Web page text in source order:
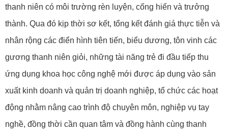
thanh niên có môi trường rèn luyện, cống hiến và trưởng
thành. Qua đó kịp thời sơ kết, tổng kết đánh giá thực tiễn và
nhân rộng các điển hình tiên tiến, biểu dương, tôn vinh các
gương thanh niên giỏi, những tài năng trẻ đi đầu tiếp thu
ứng dụng khoa học công nghệ mới được áp dụng vào sản
xuất kinh doanh và quản trị doanh nghiệp, tổ chức các hoạt
động nhằm nâng cao trình độ chuyên môn, nghiệp vụ tay
nghề, đồng thời cần quan tâm và đồng hành cùng thanh